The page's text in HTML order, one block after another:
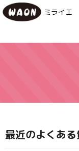
ミライエ
最近のよくあ